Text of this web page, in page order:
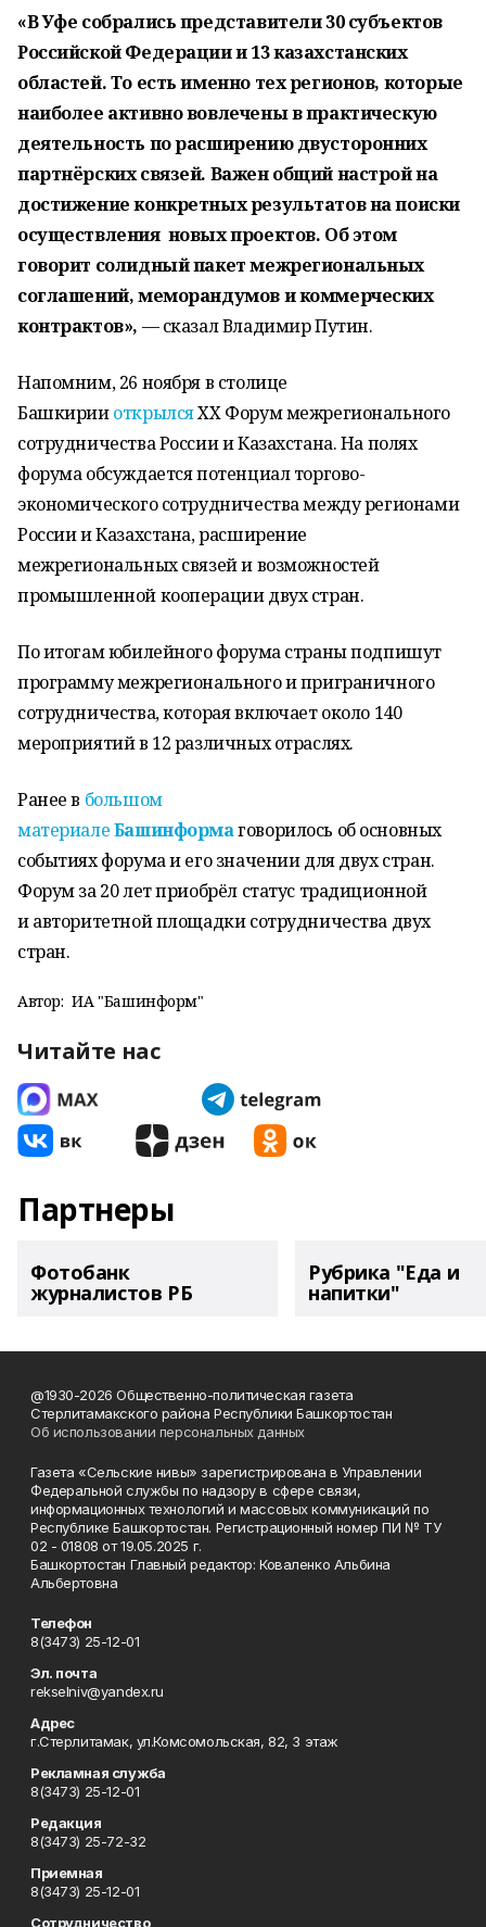
«В Уфе собрались представители 30 субъектов
Российской Федерации и 13 казахстанских
областей. То есть именно тех регионов, которые
наиболее активно вовлечены в практическую
деятельность по расширению двусторонних
партнёрских связей. Важен общий настрой на
достижение конкретных результатов на поиски
осуществления новых проектов. Об этом
говорит солидный пакет межрегиональных
соглашений, меморандумов и коммерческих
контрактов», — сказал Владимир Путин.
Напомним, 26 ноября в столице
БашкирииоткрылсяXX Форум межрегионального
сотрудничества России и Казахстана. На полях
форума обсуждается потенциал торгово-
экономического сотрудничества между регионами
России и Казахстана, расширение
межрегиональных связей и возможностей
промышленной кооперации двух стран.
По итогам юбилейного форума страны подпишут
программу межрегионального и приграничного
сотрудничества, которая включает около 140
мероприятий в 12 различных отраслях.
Ранее в большом
материалеБашинформаговорилось об основных
событиях форума и его значении для двух стран.
Форум за 20 лет приобрёл статус традиционной
и авторитетной площадки сотрудничества двух
стран.
Автор: ИА "Башинформ"
Читайте нас
Партнеры
Фотобанк
журналистов РБ
Рубрика "Еда и
напитки"
@1930-2026 Общественно-политическая газета
Стерлитамакского района Республики Башкортостан
Об использовании персональных данных
Газета «Сельские нивы» зарегистрирована в Управлении
Федеральной службы по надзору в сфере связи,
информационных технологий и массовых коммуникаций по
Республике Башкортостан. Регистрационный номер ПИ № ТУ
02 - 01808 от 19.05.2025 г.
Башкортостан Главный редактор: Коваленко Альбина
Альбертовна
Телефон
8(3473) 25-12-01
Эл. почта
rekselniv@yandex.ru
Адрес
г.Стерлитамак, ул.Комсомольская, 82, 3 этаж
Рекламная служба
8(3473) 25-12-01
Редакция
8(3473) 25-72-32
Приемная
8(3473) 25-12-01
Сотрудничество